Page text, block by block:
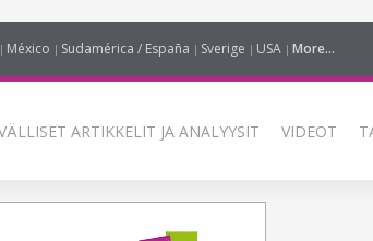
México Sudamérica / España Sverige USA More...
ARTIKKELIT JA ANALYYSIT VIDEOT